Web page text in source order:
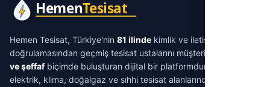
Hemen Tesisat, Türkiye'nin 81 ilinde kimlik ve iletişim
doğrulamasından geçmiş tesisat ustalarını müşterilerle
ve şeffafbiçimde buluşturan dijital bir platformdur. Su tesisatı,
elektrik, klima, doğalgaz ve sıhhi tesisat alanlarında ihtiyacınıza